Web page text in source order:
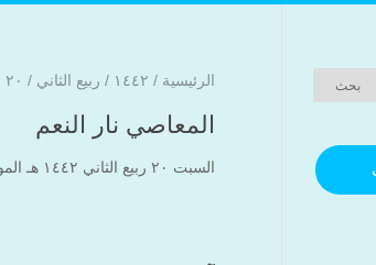
الرئيسية / ۱٤٤۲ / ربيع الثاني / ۲۰
المعاصي نار النعم
السبت ۲۰ ربيع الثاني ۱٤٤۲ هـ الموافق ۵ ديسمبر ۲۰۲۰ مـ |